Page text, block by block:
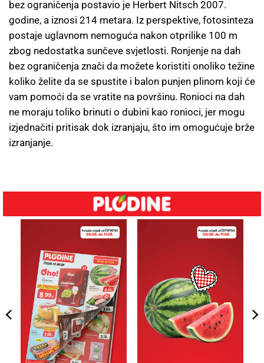
bez ograničenja postavio je Herbert Nitsch 2007.
godine, a iznosi 214 metara. Iz perspektive, fotosinteza
postaje uglavnom nemoguća nakon otprilike 100 m
zbog nedostatka sunčeve svjetlosti. Ronjenje na dah
bez ograničenja znači da možete koristiti onoliko težine
koliko želite da se spustite i balon punjen plinom koji će
vam pomoći da se vratite na površinu. Ronioci na dah
ne moraju toliko brinuti o dubini kao ronioci, jer mogu
izjednačiti pritisak dok izranjaju, što im omogućuje brže
izranjanje.